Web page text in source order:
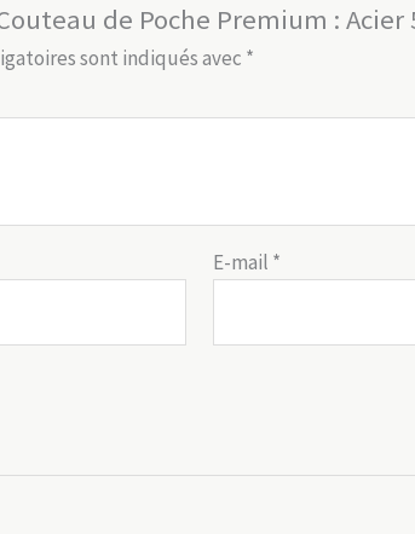
de Poche Premium : Acier
sont indiqués avec *
E-mail *